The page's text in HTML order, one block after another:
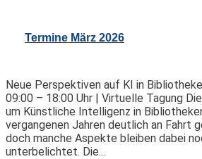
Termine März 2026
Neue Perspektiven auf KI in
09:00 – 18:00 Uhr | Virtuelle Tagung
um Künstliche Intelligenz in
vergangenen Jahren deutlich an Fahrt
doch manche Aspekte bleiben dabei
unterbelichtet. Die...